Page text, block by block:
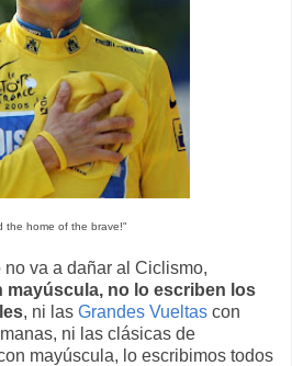
the home of the brave!"
no va a dañar al Ciclismo,
mayúscula, no lo escriben los
, ni las Grandes Vueltas con
ni las clásicas de
mayúscula, lo escribimos todos